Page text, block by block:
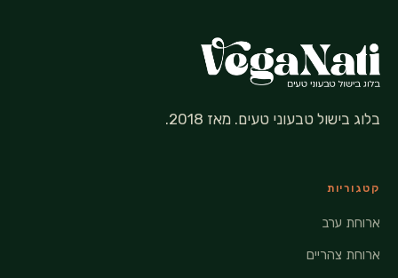
בלוג בישול טבעוני טעים. מאז 2018.
קטגוריות
ארוחת ערב
ארוחת צהריים